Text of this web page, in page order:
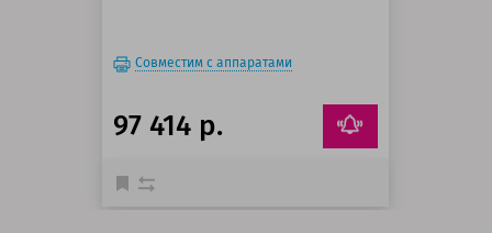
Совместим с аппаратами
97 414 р.